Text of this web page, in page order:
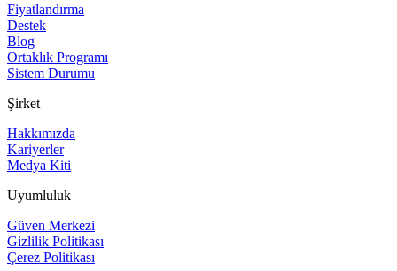
Fiyatlandırma
Destek
Blog
Ortaklık Programı
Sistem Durumu
Şirket
Hakkımızda
Kariyerler
Medya Kiti
Uyumluluk
Güven Merkezi
Gizlilik Politikası
Çerez Politikası